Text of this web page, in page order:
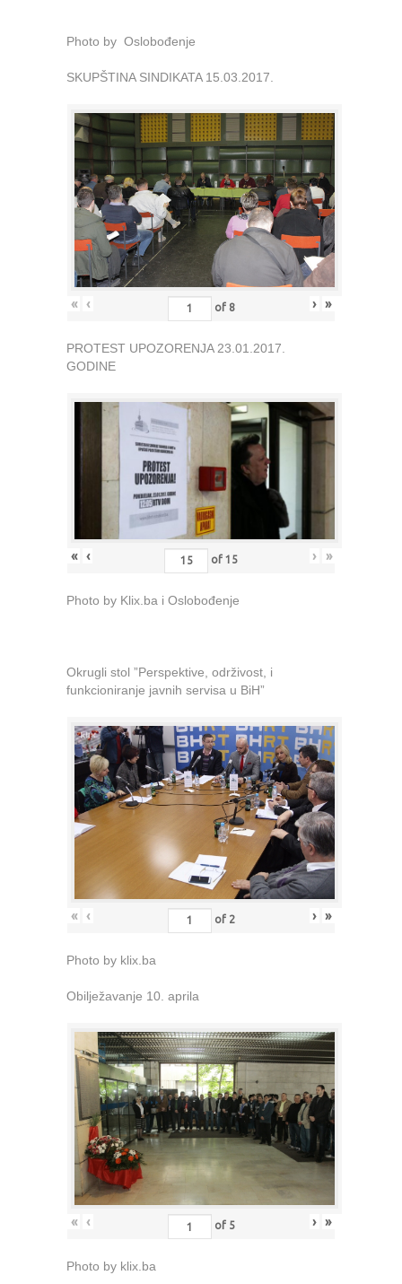
Photo by Oslobođenje
SKUPŠTINA SINDIKATA 15.03.2017.
« ‹ of 8 › »
PROTEST UPOZORENJA 23.01.2017.
GODINE
« ‹ of 15 › »
Photo by Klix.ba i Oslobođenje
Okrugli stol ”Perspektive, održivost, i
funkcioniranje javnih servisa u BiH”
« ‹ of 2 › »
Photo by klix.ba
Obilježavanje 10. aprila
« ‹ of 5 › »
Photo by klix.ba